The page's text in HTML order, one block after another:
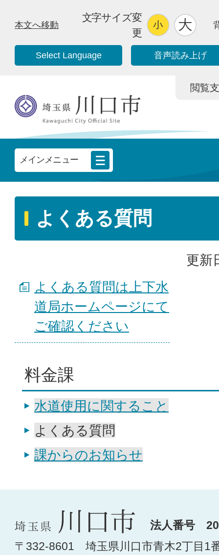
本文へ移動
文字サイズ変
更
Select Language 音声読み上げ
閲覧
メインメニュー
よくある質問
更新
よくある質問は上下水
道局ホームページにて
ご確認ください
料金課
水道使用に関すること
よくある質問
課からのお知らせ
法人番号
〒332-8601 埼玉県川口市青木2丁目1